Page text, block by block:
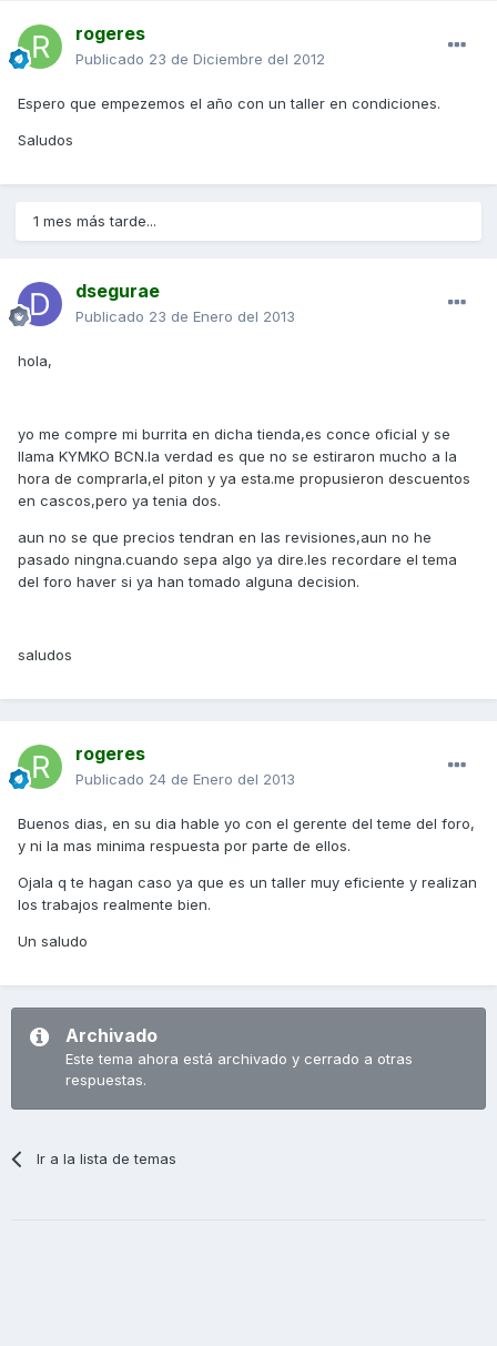
rogeres
Publicado 23 de Diciembre del 2012
Espero que empezemos el año con un taller en condiciones.
Saludos
1 mes más tarde...
dsegurae
Publicado 23 de Enero del 2013
hola,
yo me compre mi burrita en dicha tienda,es conce oficial y se
llama KYMKO BCN.la verdad es que no se estiraron mucho a la
hora de comprarla,el piton y ya esta.me propusieron descuentos
en cascos,pero ya tenia dos.
aun no se que precios tendran en las revisiones,aun no he
pasado ningna.cuando sepa algo ya dire.les recordare el tema
del foro haver si ya han tomado alguna decision.
saludos
rogeres
Publicado 24 de Enero del 2013
Buenos dias, en su dia hable yo con el gerente del teme del foro,
y ni la mas minima respuesta por parte de ellos.
Ojala q te hagan caso ya que es un taller muy eficiente y realizan
los trabajos realmente bien.
Un saludo
Archivado
Este tema ahora está archivado y cerrado a otras
respuestas.
Ir a la lista de temas